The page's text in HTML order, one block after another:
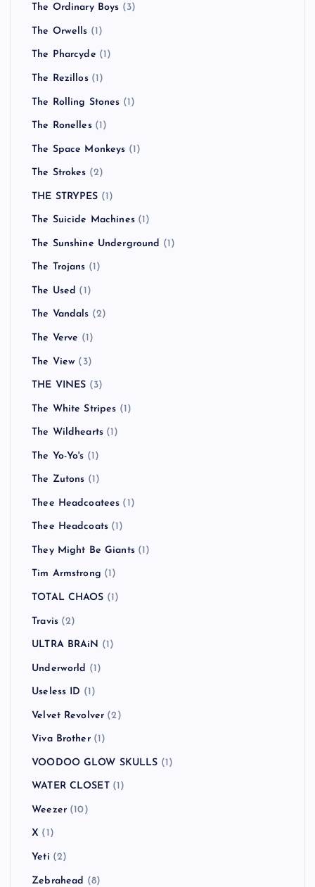
The Ordinary Boys (3)
The Orwells (1)
The Pharcyde (1)
The Rezillos(1)
The Rolling Stones (1)
The Ronelles(1)
The Space Monkeys (1)
The Strokes (2)
THE STRYPES (1)
The Suicide Machines(1)
The Sunshine Underground (1)
The Trojans (1)
The Used (1)
The Vandals (2)
The Verve (1)
The View (3)
THE VINES (3)
The White Stripes (1)
The Wildhearts (1)
The Yo-Yo's (1)
The Zutons (1)
Thee Headcoatees (1)
Thee Headcoats (1)
They Might Be Giants(1)
Tim Armstrong (1)
TOTAL CHAOS (1)
Travis(2)
ULTRA BRAiN (1)
Underworld (1)
Useless ID (1)
Velvet Revolver (2)
Viva Brother(1)
VOODOO GLOW SKULLS (1)
WATER CLOSET(1)
Weezer(10)
X (1)
Yeti (2)
Zebrahead (8)